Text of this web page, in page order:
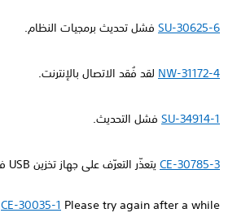
SU-30625-6 فشل تحديث برمجيات النظام.
NW-31172-4 لقد فُقد الاتصال بالإنترنت.
SU-34914-1 فشل التحديث.
CE-30785-3 يتعذّر التعرّف على جهاز تخزين USB في الوضع الآمن.
CE-30035-1 Please try again after a while.